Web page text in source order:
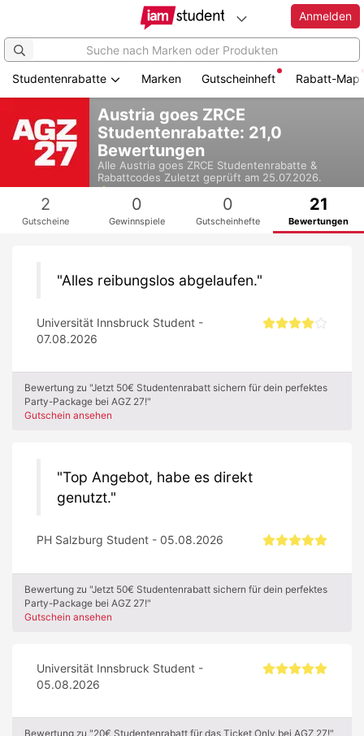
Hauptinhalt
springen
Anmelden
Studentenrabatte Marken Gutscheinheft Rabatt-Map
Austria goes ZRCE
Studentenrabatte: 21,0
Bewertungen
Alle Austria goes ZRCE Studentenrabatte &
Rabattcodes Zuletzt geprüft am 25.07.2026.
2
Gutscheine
0
Gewinnspiele
0
Gutscheinhefte
21
Bewertungen
Alles reibungslos abgelaufen.
Universität Innsbruck Student -
07.08.2026
Bewertung zu "Jetzt 50€ Studentenrabatt sichern für dein perfektes
Party-Package bei AGZ 27!"
Gutschein ansehen
Top Angebot, habe es direkt
genutzt.
PH Salzburg Student - 05.08.2026
Bewertung zu "Jetzt 50€ Studentenrabatt sichern für dein perfektes
Party-Package bei AGZ 27!"
Gutschein ansehen
Universität Innsbruck Student -
05.08.2026
Bewertung zu "20€ Studentenrabatt für das Ticket Only bei AGZ 27!"